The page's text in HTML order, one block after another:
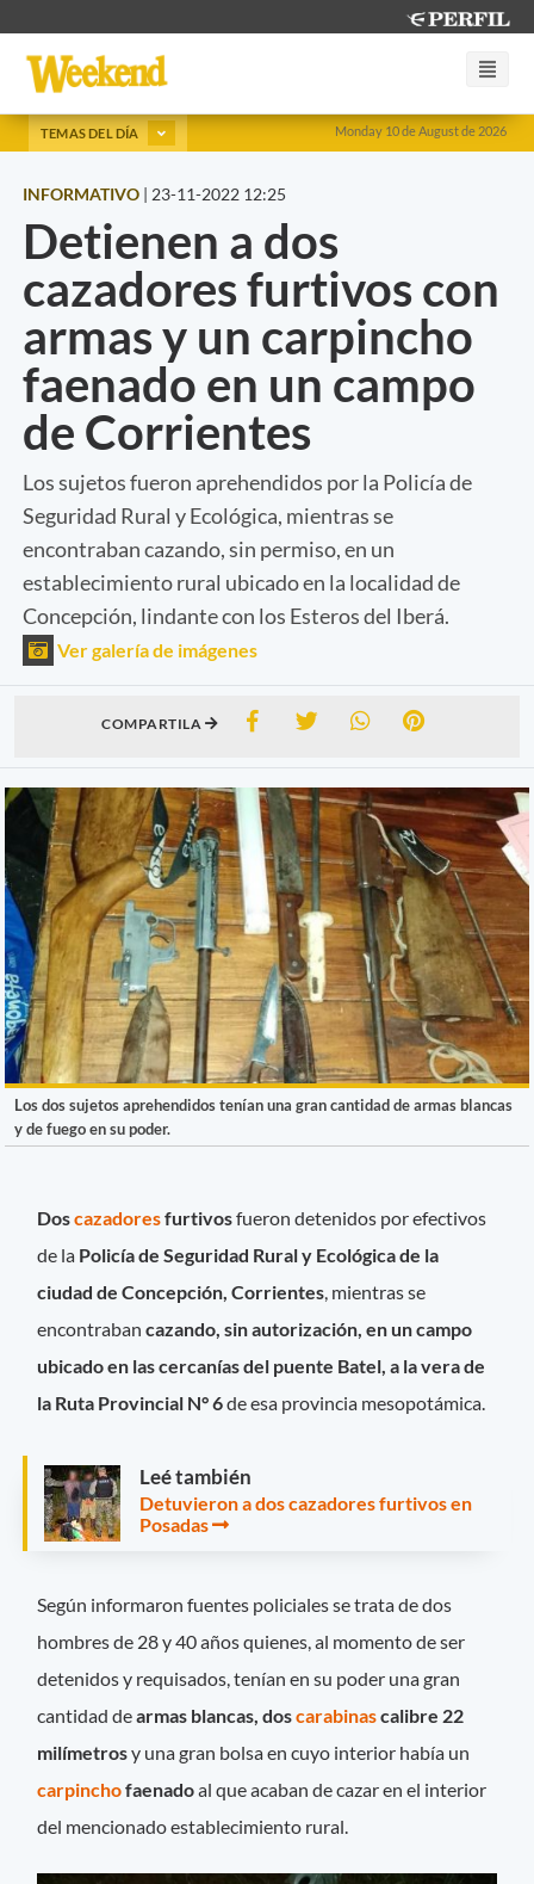
Monday 10 de August de 2026
TEMAS DEL DÍA
INFORMATIVO | 23-11-2022 12:25
Detienen a dos
cazadores furtivos con
armas y un carpincho
faenado en un campo
de Corrientes
Los sujetos fueron aprehendidos por la Policía de
Seguridad Rural y Ecológica, mientras se
encontraban cazando, sin permiso, en un
establecimiento rural ubicado en la localidad de
Concepción, lindante con los Esteros del Iberá.
Ver galería de imágenes
COMPARTILA
Los dos sujetos aprehendidos tenían una gran cantidad de armas blancas
y de fuego en su poder.
Doscazadoresfurtivosfueron detenidos por efectivos
de la Policía de Seguridad Rural y Ecológica de la
ciudad de Concepción, Corrientes , mientras se
encontrabancazando, sin autorización, en un campo
ubicado en las cercanías del puente Batel, a la vera de
la Ruta Provincial N° 6de esa provincia mesopotámica.
Leé también
Detuvieron a dos cazadores furtivos en
Posadas
Según informaron fuentes policiales se trata de dos
hombres de 28 y 40 años quienes, al momento de ser
detenidos y requisados, tenían en su poder una gran
cantidad dearmas blancas, doscarabinascalibre 22
milímetrosy una gran bolsa en cuyo interior había un
carpinchofaenadoal que acaban de cazar en el interior
del mencionado establecimiento rural.